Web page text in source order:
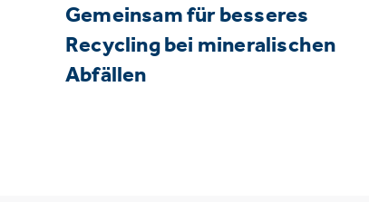
Gemeinsam für besseres
Recycling bei mineralischen
Abfällen